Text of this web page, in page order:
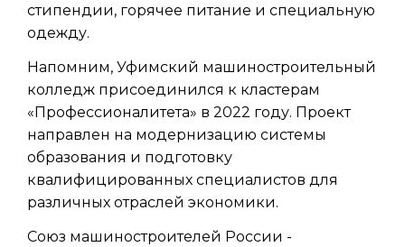
стипендии, горячее питание и специальную
одежду.
Напомним, Уфимский машиностроительный
колледж присоединился к кластерам
«Профессионалитета» в 2022 году. Проект
направлен на модернизацию системы
образования и подготовку
квалифицированных специалистов для
различных отраслей экономики.
Союз машиностроителей России -